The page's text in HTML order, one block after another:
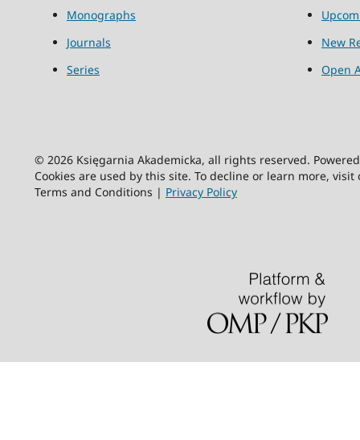
Monographs
Journals
Series
New
Open
© 2026 Księgarnia Akademicka, all rights reserved.
Cookies are used by this site. To decline or learn more,
Terms and Conditions | Privacy Policy